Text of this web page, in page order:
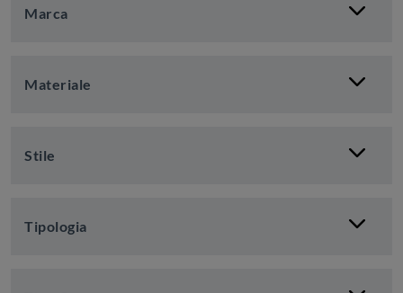
Marca
Materiale
Stile
Tipologia